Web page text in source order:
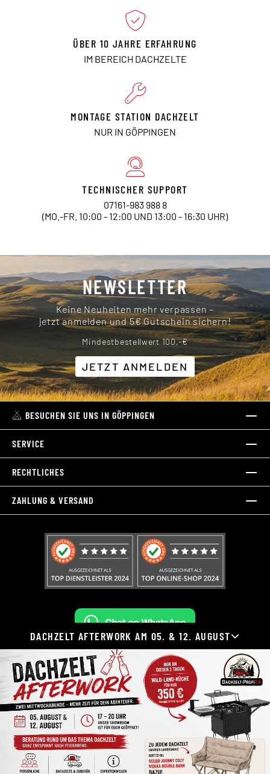
DACHZELT AFTERWORK AM 05. & 12. AUGUST
ÜBER 10 JAHRE ERFAHRUNG
IM BEREICH DACHZELTE
MONTAGE STATION DACHZELT
NUR IN GÖPPINGEN
TECHNISCHER SUPPORT
07161-983 988 8
(MO.-FR. 10:00 - 12:00 UND 13:00 - 16:30 UHR)
NEWSLETTER
Keine Neuheiten mehr verpassen –
jetzt anmelden und 5€ Gutschein sichern!
Mindestbestellwert 100,-€
JETZT ANMELDEN
BESUCHEN SIE UNS IN GÖPPINGEN
SERVICE
RECHTLICHES
ZAHLUNG & VERSAND
Widerruf erklären
Alle Preise inkl. gesetzl. Mehrwertsteuer zzgl.Versandkosten
und ggf. Nachnahmegebühren, wenn nicht anders
angegeben.
Werkzeugleiste anzeigen